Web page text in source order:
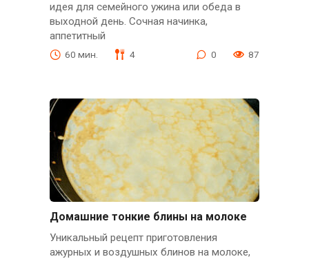
идея для семейного ужина или обеда в
выходной день. Сочная начинка,
аппетитный
60 мин. 4 0 87
Домашние тонкие блины на молоке
Уникальный рецепт приготовления
ажурных и воздушных блинов на молоке,